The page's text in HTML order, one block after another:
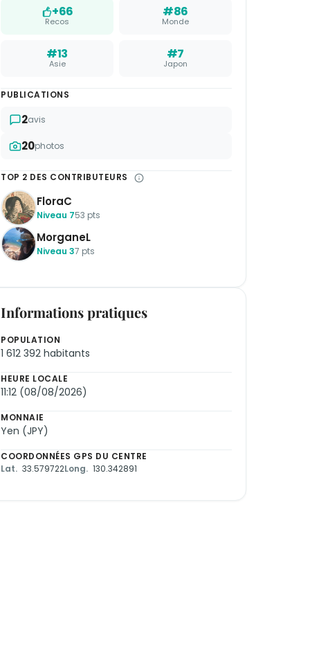
+66
Recos
#86
Monde
#13
Asie
#7
Japon
PUBLICATIONS
2avis
20photos
TOP 2 DES CONTRIBUTEURS
FloraC
Niveau 753 pts
MorganeL
Niveau 37 pts
Informations pratiques
POPULATION
1 612 392 habitants
HEURE LOCALE
11:12 (08/08/2026)
MONNAIE
Yen (JPY)
COORDONNÉES GPS DU CENTRE
Lat. 33.579722Long. 130.342891